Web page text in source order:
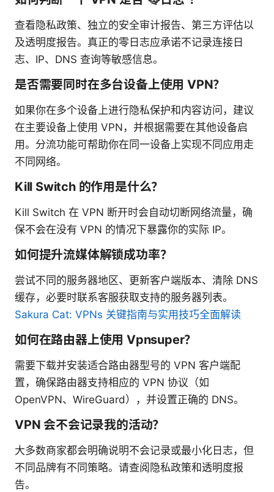
查看隐私政策、独立的安全审计报告、第三方评估以
及透明度报告。真正的零日志应承诺不记录连接日
志、IP、DNS 查询等敏感信息。
是否需要同时在多台设备上使用 VPN？
如果你在多个设备上进行隐私保护和内容访问，建议
在主要设备上使用 VPN，并根据需要在其他设备启
用。分流功能可帮助你在同一设备上实现不同应用走
不同网络。
Kill Switch 的作用是什么？
Kill Switch 在 VPN 断开时会自动切断网络流量，确
保不会在没有 VPN 的情况下暴露你的实际 IP。
如何提升流媒体解锁成功率？
尝试不同的服务器地区、更新客户端版本、清除 DNS
缓存，必要时联系客服获取支持的服务器列表。
Sakura Cat: VPNs 关键指南与实用技巧全面解读
如何在路由器上使用 Vpnsuper？
需要下载并安装适合路由器型号的 VPN 客户端配
置，确保路由器支持相应的 VPN 协议（如
OpenVPN、WireGuard），并设置正确的 DNS。
VPN 会不会记录我的活动？
大多数商家都会明确说明不会记录或最小化日志，但
不同品牌有不同策略。请查阅隐私政策和透明度报
告。